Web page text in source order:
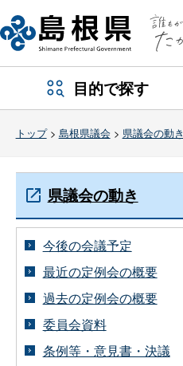
目的で探す
トップ> 島根県議会 > 県議会の動き
県議会の動き
今後の会議予定
最近の定例会の概要
過去の定例会の概要
委員会資料
条例等・意見書・決議